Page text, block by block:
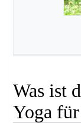
Was ist
Yoga